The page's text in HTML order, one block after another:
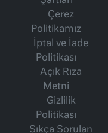
Çerez
Politikamız
İptal ve İade
Politikası
Açık Rıza
Metni
Gizlilik
Politikası
Sıkça Sorulan